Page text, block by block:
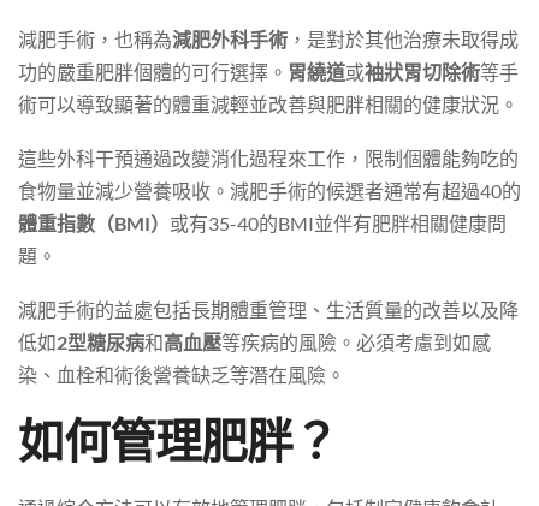
減肥手術，也稱為減肥外科手術 ，是對於其他治療未取得成
功的嚴重肥胖個體的可行選擇。 胃繞道或袖狀胃切除術等手
術可以導致顯著的體重減輕並改善與肥胖相關的健康狀況。
這些外科干預通過改變消化過程來工作，限制個體能夠吃的
食物量並減少營養吸收。減肥手術的候選者通常有超過40的
體重指數（BMI） 或有35-40的BMI並伴有肥胖相關健康問
題。
減肥手術的益處包括長期體重管理、生活質量的改善以及降
低如2型糖尿病和高血壓等疾病的風險。必須考慮到如感
染、血栓和術後營養缺乏等潛在風險。
如何管理肥胖？